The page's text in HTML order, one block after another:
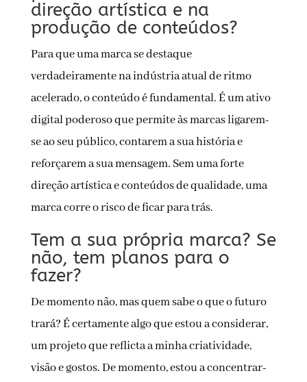
direção artística e na
produção de conteúdos?
Para que uma marca se destaque
verdadeiramente na indústria atual de ritmo
acelerado, o conteúdo é fundamental. É um ativo
digital poderoso que permite às marcas ligarem-
se ao seu público, contarem a sua história e
reforçarem a sua mensagem. Sem uma forte
direção artística e conteúdos de qualidade, uma
marca corre o risco de ficar para trás.
Tem a sua própria marca? Se
não, tem planos para o
fazer?
De momento não, mas quem sabe o que o futuro
trará? É certamente algo que estou a considerar,
um projeto que reflicta a minha criatividade,
visão e gostos. De momento, estou a concentrar-